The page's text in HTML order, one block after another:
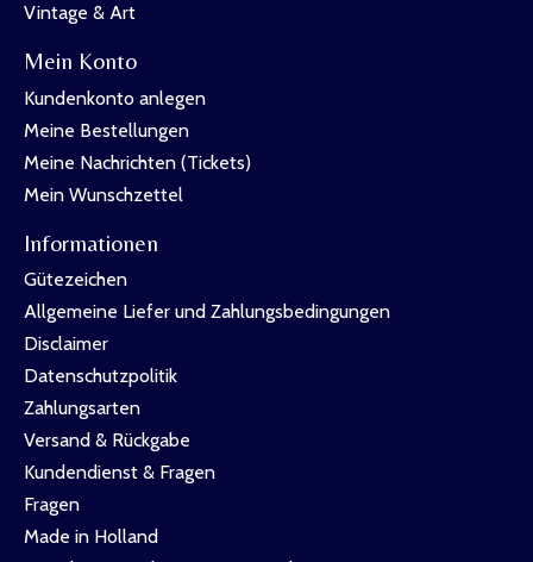
Vintage & Art
Mein Konto
Kundenkonto anlegen
Meine Bestellungen
Meine Nachrichten (Tickets)
Mein Wunschzettel
Informationen
Gütezeichen
Allgemeine Liefer und Zahlungsbedingungen
Disclaimer
Datenschutzpolitik
Zahlungsarten
Versand & Rückgabe
Kundendienst & Fragen
Fragen
Made in Holland